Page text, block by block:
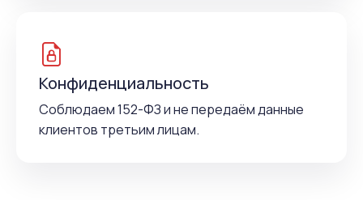
Конфиденциальность
Соблюдаем 152-ФЗ и не передаём данные
клиентов третьим лицам.